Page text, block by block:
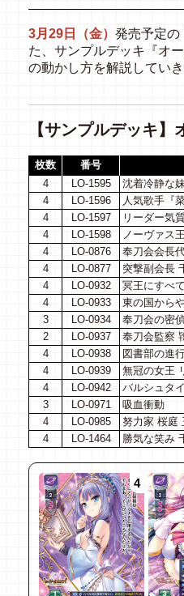
3月29日（金） 発売予定の
た、サンプルデッキ『オ
の動かし方を解説してい
【サンプルデッキ
枚数 番号
4
LO-1595
沈着冷静な
4
LO-1596
人気歌手『
4
LO-1597
リーダー気
4
LO-1598
ノーヴァス
4
LO-0876
奉刀会会長
4
LO-0877
突撃副会長
4
LO-0932
冥王にすべ
4
LO-0933
東の国から
3
LO-0934
奉刀会の密
2
LO-0937
奉刀会監察
4
LO-0938
図書部の進
4
LO-0939
無冠の女王
4
LO-0942
バルシュタ
3
LO-0971
吸血衝動
4
LO-0985
努力家 桜庭
4
LO-1464 勝気な笑み
4